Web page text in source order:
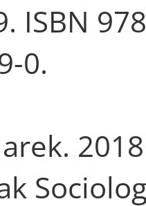
ISBN
0.